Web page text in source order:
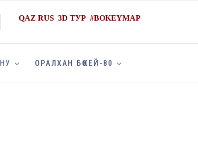
QAZ RUS 3D ТУР #BOKEYMAP
ОРАЛХАН БӨКЕЙ-80